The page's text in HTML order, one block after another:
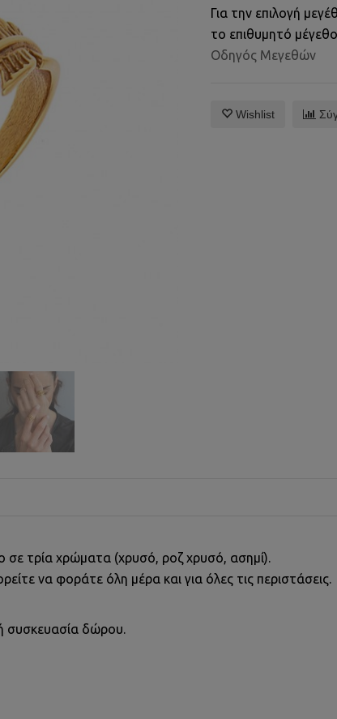
Για την επιλογή
το επιθυμητό
Οδηγός Μεγεθών
Wishlist
σε τρία χρώματα (χρυσό, ροζ χρυσό, ασημί).
να φοράτε όλη μέρα και για όλες τις περιστάσεις.
συσκευασία δώρου.